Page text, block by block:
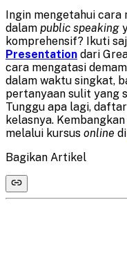
Ingin mengetahui cara
dalam public speaking
komprehensif? Ikuti
Presentation dari
cara mengatasi
dalam waktu singkat,
pertanyaan sulit yang
Tunggu apa lagi,
kelasnya. Kembangkan
melalui kursus online di
Bagikan Artikel